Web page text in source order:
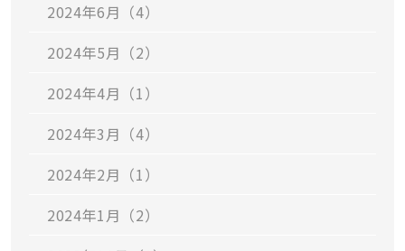
2024年6月（4）
2024年5月（2）
2024年4月（1）
2024年3月（4）
2024年2月（1）
2024年1月（2）